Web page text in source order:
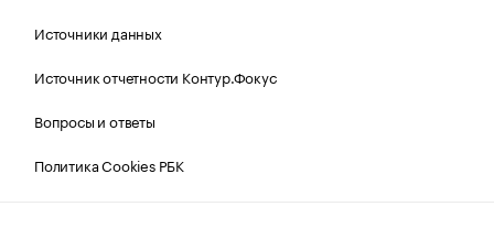
Источники данных
Источник отчетности Контур.Фокус
Вопросы и ответы
Политика Cookies РБК